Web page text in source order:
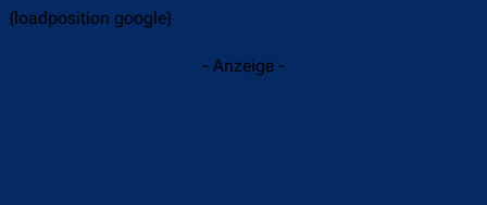
{loadposition google}
- Anzeige -